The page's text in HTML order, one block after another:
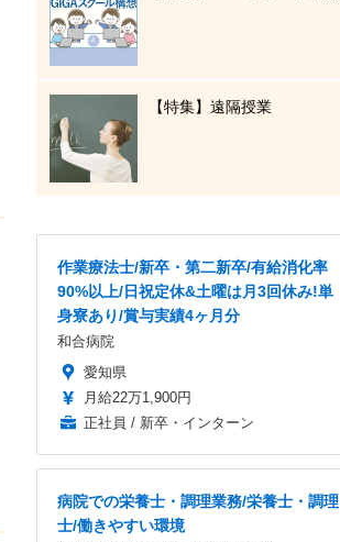
【特集】遠隔授業
作業療法士/新卒・第二新卒/有給消化率
90%以上/日祝定休&土曜は月3回休み!単
身寮あり/賞与実績4ヶ月分
和合病院
愛知県
月給22万1,900円
正社員 / 新卒・インターン
病院での栄養士・調理業務/栄養士・調理
士/働きやすい環境